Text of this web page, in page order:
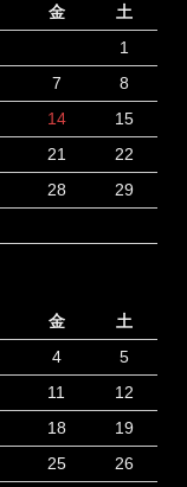
金
土
1
7
8
14
15
21
22
28
29
金
土
4
5
11
12
18
19
25
26